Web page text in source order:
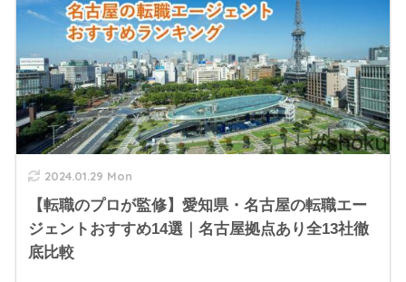
2024.01.29 Mon
【転職のプロが監修】愛知県・名古屋の転職エー
ジェントおすすめ14選｜名古屋拠点あり全13社徹
底比較